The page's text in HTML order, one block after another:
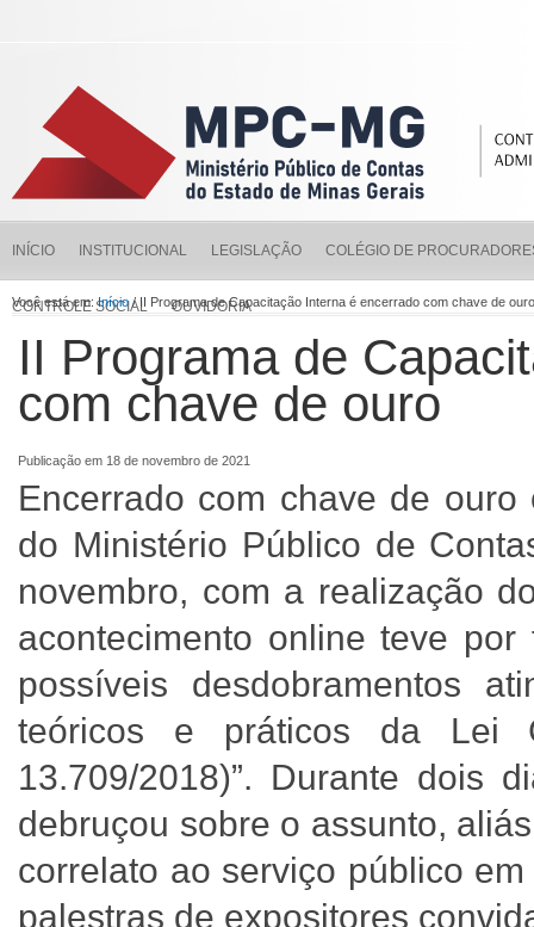
INÍCIO INSTITUCIONAL LEGISLAÇÃO COLÉGIO DE
CONTROLE SOCIAL OUVIDORIA
Você está em:Início/ II Programa de Capacitação Interna é encerrado com chave de ouro
II Programa de
com chave de ouro
Publicação em 18 de novembro de 2021
Encerrado com chave de
do Ministério Público de
novembro, com a realização
acontecimento online teve
possíveis desdobramentos
teóricos e práticos da Lei
13.709/2018)”. Durante dois
debruçou sobre o assunto,
correlato ao serviço público
palestras de expositores